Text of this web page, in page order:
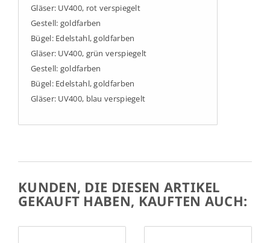
Gläser: UV400, rot verspiegelt
Gestell: goldfarben
Bügel: Edelstahl, goldfarben
Gläser: UV400, grün verspiegelt
Gestell: goldfarben
Bügel: Edelstahl, goldfarben
Gläser: UV400, blau verspiegelt
KUNDEN, DIE DIESEN ARTIKEL
GEKAUFT HABEN, KAUFTEN AUCH: